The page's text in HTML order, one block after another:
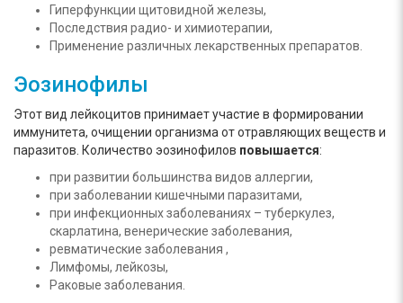
Гиперфункции щитовидной железы,
Последствия радио- и химиотерапии,
Применение различных лекарственных препаратов.
Эозинофилы
Этот вид лейкоцитов принимает участие в формировании
иммунитета, очищении организма от отравляющих веществ и
паразитов. Количество эозинофилов повышается:
при развитии большинства видов аллергии,
при заболевании кишечными паразитами,
при инфекционных заболеваниях – туберкулез,
скарлатина, венерические заболевания,
ревматические заболевания ,
Лимфомы, лейкозы,
Раковые заболевания.